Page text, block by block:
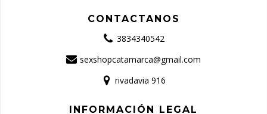
CONTACTANOS
3834340542
sexshopcatamarca@gmail.com
rivadavia 916
INFORMACIÓN LEGAL